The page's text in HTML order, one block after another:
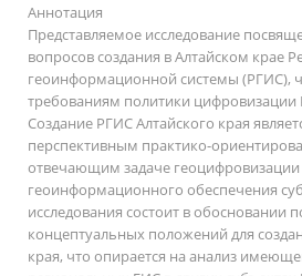
Аннотация
Представляемое исследование
вопросов создания в Алтайском крае
геоинформационной системы (РГИС),
требованиям политики цифровизации
Создание РГИС Алтайского края
перспективным практико-
отвечающим задаче геоцифровизации
геоинформационного обеспечения
исследования состоит в обосновании
концептуальных положений для
края, что опирается на анализ